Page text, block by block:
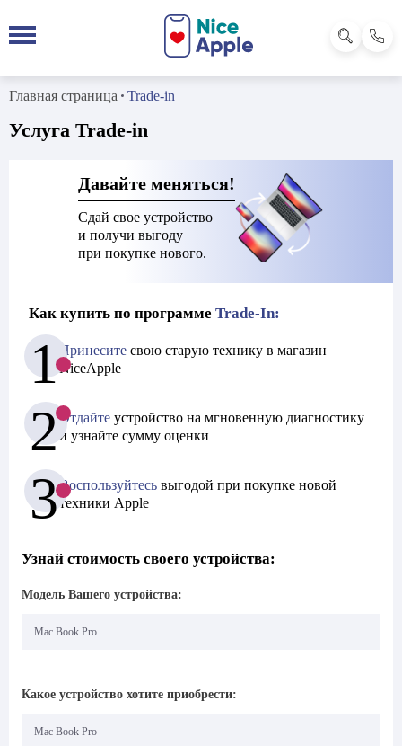
Главная страница Trade-in
Услуга Trade-in
Давайте меняться!
Сдай свое устройство
и получи выгоду
при покупке нового.
Как купить по программе Trade-In:
1 Принесите свою старую технику в магазин
NiceApple
2Отдайте устройство на мгновенную диагностику
и узнайте сумму оценки
3Воспользуйтесь выгодой при покупке новой
техники Apple
Узнай стоимость своего устройства:
Модель Вашего устройства:
Какое устройство хотите приобрести: